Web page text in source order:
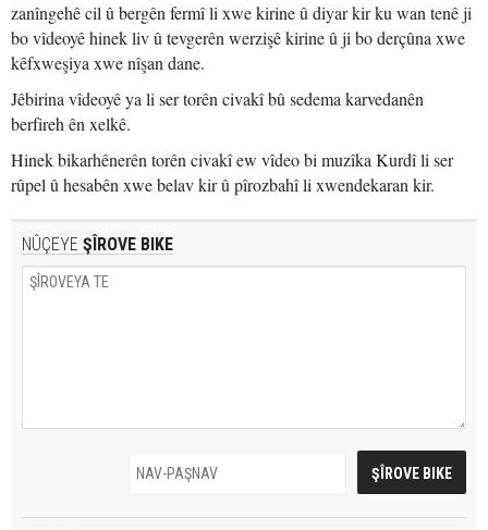
zanîngehê cil û bergên fermî li xwe kirine û diyar kir ku wan tenê ji
bo vîdeoyê hinek liv û tevgerên werzişê kirine û ji bo derçûna xwe
kêfxweşiya xwe nîşan dane.
Jêbirina vîdeoyê ya li ser torên civakî bû sedema karvedanên
berfireh ên xelkê.
Hinek bikarhênerên torên civakî ew vîdeo bi muzîka Kurdî li ser
rûpel û hesabên xwe belav kir û pîrozbahî li xwendekaran kir.
NÛÇEYE ŞÎROVE BIKE